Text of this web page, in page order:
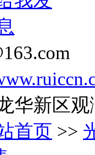
华新区
首页 >>